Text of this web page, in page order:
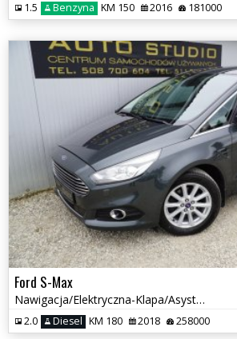
1.5 Benzyna KM 150 2016 181000
Ford S-Max
Nawigacja/Elektryczna-Klapa/Asystenty/Grzane-Fotele/Tempomat/Piękny
2.0 Diesel KM 180 2018 258000